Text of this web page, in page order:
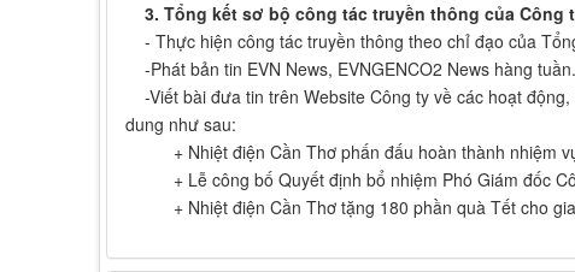
3. Tổng kết sơ bộ công tác truyền thông của Công
- Thực hiện công tác truyền thông theo chỉ đạo của
-Phát bản tin EVN News, EVNGENCO2 News hàng tuần.
-Viết bài đưa tin trên Website Công ty về các hoạt
dung như sau:
+ Nhiệt điện Cần Thơ phấn đấu hoàn thành nhiệm
+ Lễ công bố Quyết định bổ nhiệm Phó Giám đốc
+ Nhiệt điện Cần Thơ tặng 180 phần quà Tết cho gia